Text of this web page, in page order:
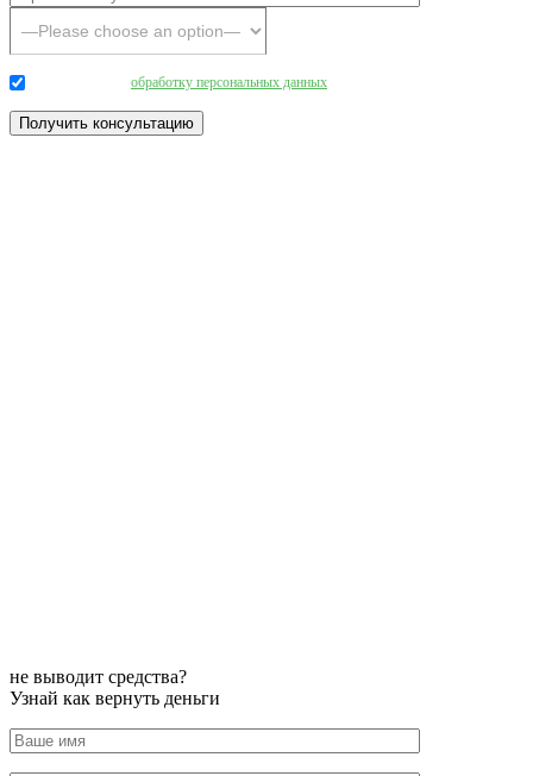
обработку персональных данных
не выводит средства?
Узнай как вернуть деньги